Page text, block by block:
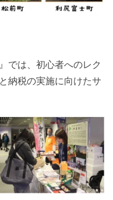
では、初心者へのレク
納税の実施に向けたサ